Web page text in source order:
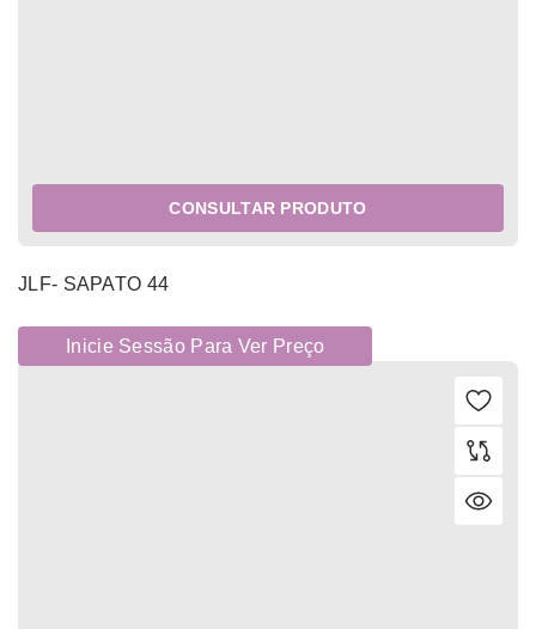
CONSULTAR PRODUTO
JLF- SAPATO 44
Inicie Sessão Para Ver Preço